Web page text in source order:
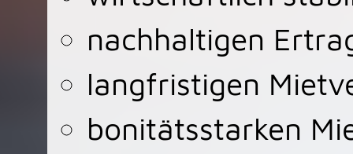
nachhaltigen
langfristigen
bonitätsstarken